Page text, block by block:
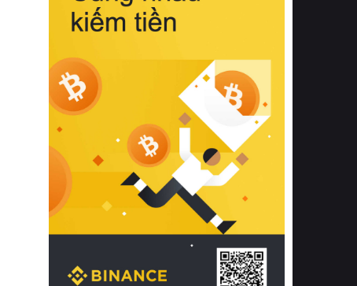
Bên cạnh đó, việc lựa chọn các dòng
sản phẩm đạt chuẩn chất lượng quốc
tế còn giúp ngăn ngừa tình trạng kích
khuẩn và nấm mốc trong điều kiện
thời tiết nóng ẩm. Bạn có thể tìm hiểu
thêm các nghiên cứu khoa học về tác
động của giấc ngủ và môi trường
phòng ngủ đối với sức khỏe con
người tại Sleep Foundation (External
Link) để có cái nhìn toàn diện hơn.
2. Các tiêu chí vàng khi lựa chọn
chăn ga gối đệm cao cấp cho phòng
ngủ
Để sở hữu một bộ chăn ga gối đệm
cao cấp hoàn hảo cả về thẩm mỹ lẫn
công năng, người tiêu dùng cần cân
nhắc kỹ lưỡng các tiêu chí quan trọng